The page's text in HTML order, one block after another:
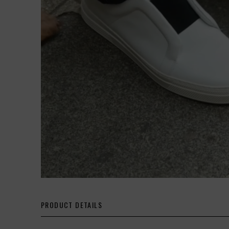
PRODUCT DETAILS